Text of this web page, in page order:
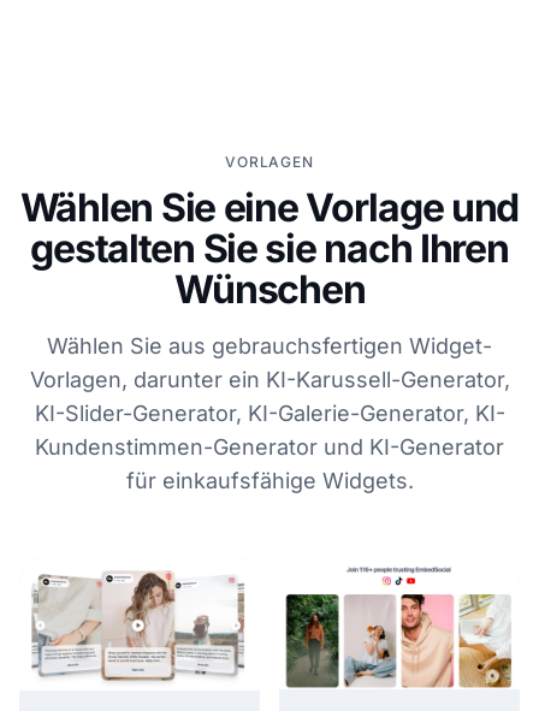
VORLAGEN
Wählen Sie eine Vorlage und
gestalten Sie sie nach Ihren
Wünschen
Wählen Sie aus gebrauchsfertigen Widget-
Vorlagen, darunter ein KI-Karussell-Generator,
KI-Slider-Generator, KI-Galerie-Generator, KI-
Kundenstimmen-Generator und KI-Generator
für einkaufsfähige Widgets.